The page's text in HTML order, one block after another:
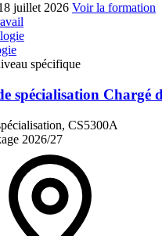
juillet 2026 Voir la formation
spécifique
spécialisation Chargé
CS5300A
2026/27